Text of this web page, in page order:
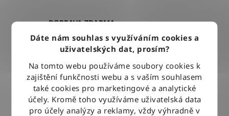
Dáte nám souhlas s využíváním cookies a
uživatelských dat, prosím?
Na tomto webu používáme soubory cookies k
zajištění funkčnosti webu a s vaším souhlasem
také cookies pro marketingové a analytické
účely. Kromě toho využíváme uživatelská data
pro účely analýzy a reklamy, vždy výhradně v
DOPRAVA ZDARMA
Při nákupu nad 2500 Kč doručujeme zdarma po celé ČR
BLESKOVÉ DORUČENÍ
Objednávky odesíláme každý pracovní den do 12:00